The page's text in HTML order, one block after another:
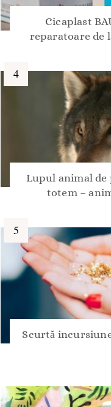
Cicaplast
reparatoare de
Lupul animal de
totem –
Scurtă